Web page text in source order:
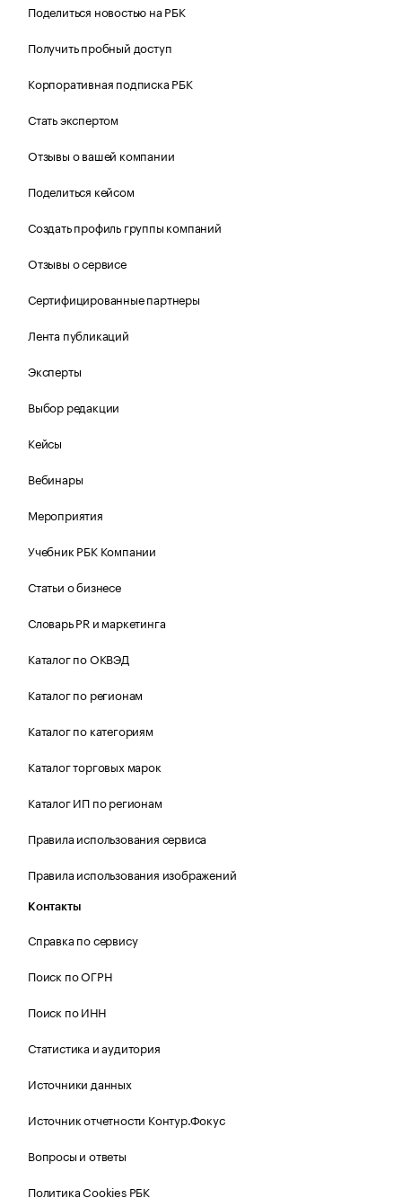
Поделиться новостью на РБК
Получить пробный доступ
Корпоративная подписка РБК
Стать экспертом
Отзывы о вашей компании
Поделиться кейсом
Создать профиль группы компаний
Отзывы о сервисе
Сертифицированные партнеры
Лента публикаций
Эксперты
Выбор редакции
Кейсы
Вебинары
Мероприятия
Учебник РБК Компании
Статьи о бизнесе
Словарь PR и маркетинга
Каталог по ОКВЭД
Каталог по регионам
Каталог по категориям
Каталог торговых марок
Каталог ИП по регионам
Правила использования сервиса
Правила использования изображений
Контакты
Справка по сервису
Поиск по ОГРН
Поиск по ИНН
Статистика и аудитория
Источники данных
Источник отчетности Контур.Фокус
Вопросы и ответы
Политика Cookies РБК